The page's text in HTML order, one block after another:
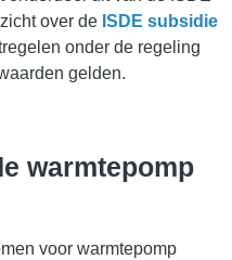
over de ISDE subsidie
onder de regeling
gelden.
warmtepomp
voor warmtepomp